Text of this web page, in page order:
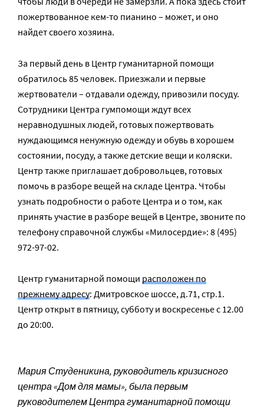
пожертвованное кем-то пианино – может, и оно
найдет своего хозяина.
За первый день в Центр гуманитарной помощи
обратилось 85 человек. Приезжали и первые
жертвователи – отдавали одежду, привозили посуду.
Сотрудники Центра гумпомощи ждут всех
неравнодушных людей, готовых пожертвовать
нуждающимся ненужную одежду и обувь в хорошем
состоянии, посуду, а также детские вещи и коляски.
Центр также приглашает добровольцев, готовых
помочь в разборе вещей на складе Центра. Чтобы
узнать подробности о работе Центра и о том, как
принять участие в разборе вещей в Центре, звоните по
телефону справочной службы «Милосердие»: 8 (495)
972-97-02.
Центр гуманитарной помощи расположен по
прежнему адресу: Дмитровское шоссе, д.71, стр.1.
Центр открыт в пятницу, субботу и воскресенье с 12.00
до 20:00.
Мария Студеникина, руководитель кризисного
центра «Дом для мамы», была первым
руководителем Центра гуманитарной помощи